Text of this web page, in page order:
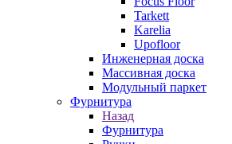
Tarkett
Karelia
Upofloor
Инженерная доска
Массивная доска
Модульный паркет
Фурнитура
Назад
Фурнитура